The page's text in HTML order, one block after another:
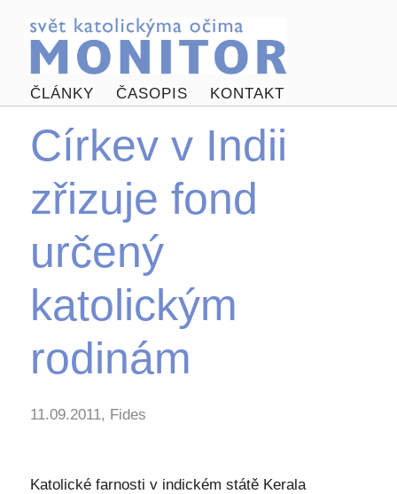
ČLÁNKY ČASOPIS KONTAKT
Církev v Indii
zřizuje fond
určený
katolickým
rodinám
11.09.2011, Fides
Katolické farnosti v indickém státě Kerala